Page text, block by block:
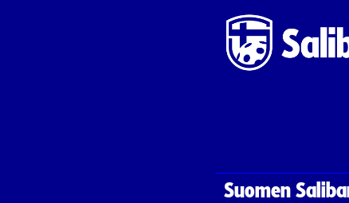
Suomen